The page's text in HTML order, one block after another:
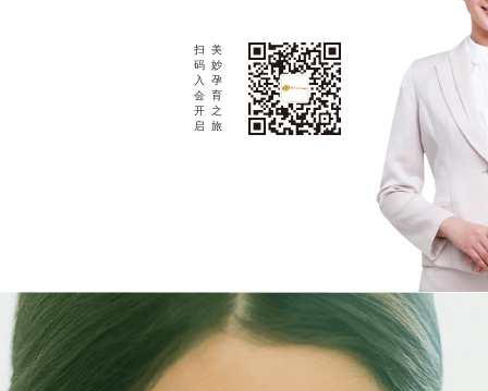
扫
码
入
会
开
启
美
妙
孕
育
之
旅